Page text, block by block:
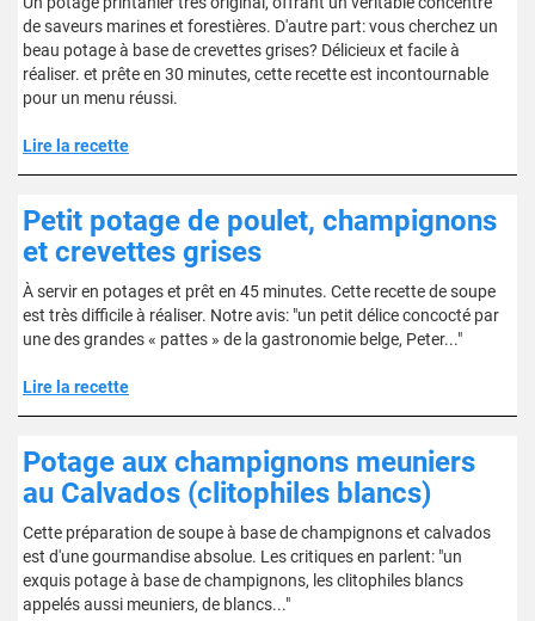
de saveurs marines et forestières. D'autre part: vous cherchez un
beau potage à base de crevettes grises? Délicieux et facile à
réaliser. et prête en 30 minutes, cette recette est incontournable
pour un menu réussi.
Lire la recette
Petit potage de poulet, champignons
et crevettes grises
À servir en potages et prêt en 45 minutes. Cette recette de soupe
est très difficile à réaliser. Notre avis: "un petit délice concocté par
une des grandes « pattes » de la gastronomie belge, Peter..."
Lire la recette
Potage aux champignons meuniers
au Calvados (clitophiles blancs)
Cette préparation de soupe à base de champignons et calvados
est d'une gourmandise absolue. Les critiques en parlent: "un
exquis potage à base de champignons, les clitophiles blancs
appelés aussi meuniers, de blancs..."